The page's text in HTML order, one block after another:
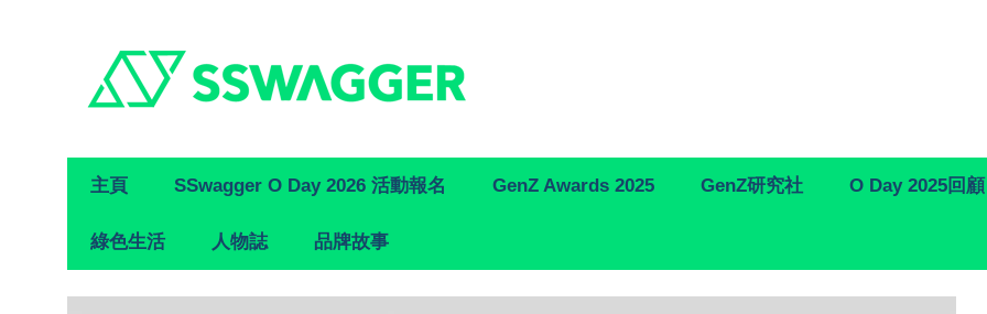
Primary
Navigation
主頁 SSwagger O Day 2026 活動報名 GenZ Awards 2025 GenZ研究社 O Day 2025回顧
綠色生活 人物誌 品牌故事